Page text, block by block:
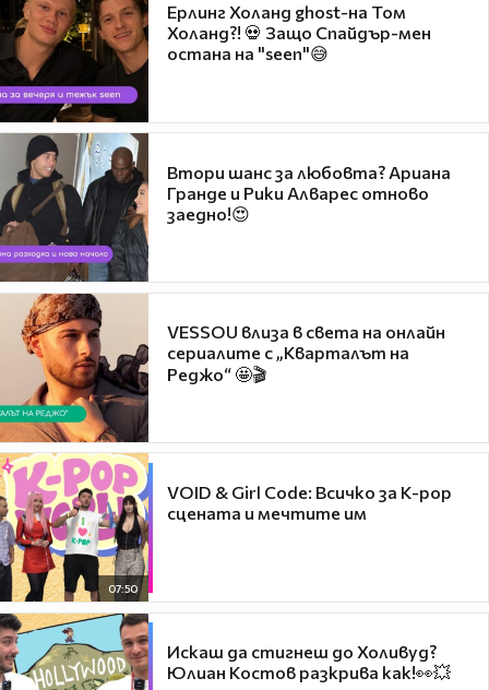
Ерлинг Холанд ghost-на Том
Холанд?! 💀 Защо Спайдър-мен
остана на "seen"😅
Втори шанс за любовта? Ариана
Гранде и Рики Алварес отново
заедно!😍
VESSOU влиза в света на онлайн
сериалите с „Кварталът на
Реджо“ 🤩🎬
07:50
VOID & Girl Code: Всичко за K-pop
сцената и мечтите им
Искаш да стигнеш до Холивуд?
Юлиан Костов разкрива как!👀💥